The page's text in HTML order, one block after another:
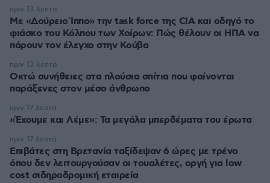
Με «Δούρειο Ίππο» την task force της CIA και οδηγό το
φιάσκο του Κόλπου των Χοίρων: Πώς θέλουν οι ΗΠΑ να
πάρουν τον έλεγχο στην Κούβα
πριν 13 λεπτά
Οκτώ συνήθειες στα πλούσια σπίτια που φαίνονται
παράξενες στον μέσο άνθρωπο
πριν 13 λεπτά
«Έχουμε και Λέμε»: Τα μεγάλα μπερδέματα του έρωτα
πριν 17 λεπτά
Επιβάτες στη Βρετανία ταξίδεψαν 6 ώρες με τρένο
όπου δεν λειτουργούσαν οι τουαλέτες, οργή για low
cost σιδηροδρομική εταιρεία
πριν 17 λεπτά